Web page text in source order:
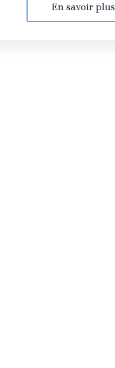
En savoir plus